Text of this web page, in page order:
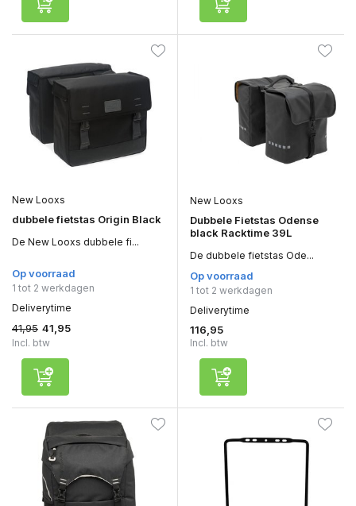
New Looxs
dubbele fietstas Origin Black
De New Looxs dubbele fi...
Op voorraad
1 tot 2 werkdagen
Deliverytime
41,95 41,95
Incl. btw
New Looxs
Dubbele Fietstas Odense
black Racktime 39L
De dubbele fietstas Ode...
Op voorraad
1 tot 2 werkdagen
Deliverytime
116,95
Incl. btw